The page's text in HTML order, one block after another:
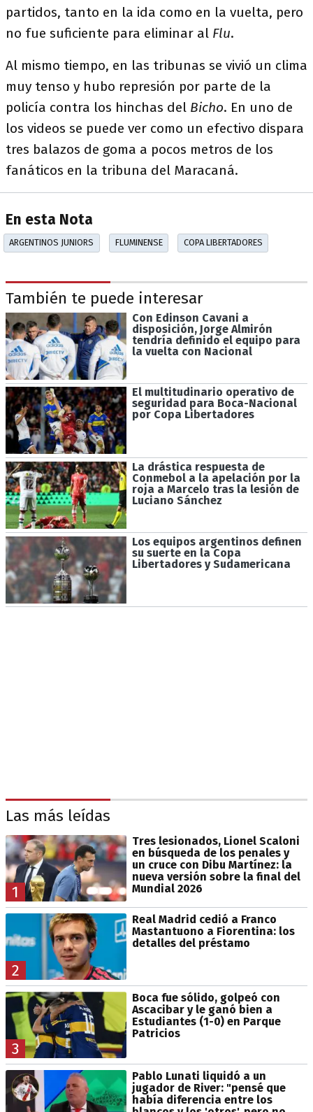
partidos, tanto en la ida como en la vuelta, pero
no fue suficiente para eliminar al Flu.
Al mismo tiempo, en las tribunas se vivió un clima
muy tenso y hubo represión por parte de la
policía contra los hinchas del Bicho. En uno de
los videos se puede ver como un efectivo dispara
tres balazos de goma a pocos metros de los
fanáticos en la tribuna del Maracaná.
En esta Nota
ARGENTINOS JUNIORS FLUMINENSE COPA LIBERTADORES
También te puede interesar
Con Edinson Cavani a
disposición, Jorge Almirón
tendría definido el equipo para
la vuelta con Nacional
El multitudinario operativo de
seguridad para Boca-Nacional
por Copa Libertadores
La drástica respuesta de
Conmebol a la apelación por la
roja a Marcelo tras la lesión de
Luciano Sánchez
Los equipos argentinos definen
su suerte en la Copa
Libertadores y Sudamericana
Las más leídas
1
Tres lesionados, Lionel Scaloni
en búsqueda de los penales y
un cruce con Dibu Martínez: la
nueva versión sobre la final del
Mundial 2026
2
Real Madrid cedió a Franco
Mastantuono a Fiorentina: los
detalles del préstamo
3
Boca fue sólido, golpeó con
Ascacibar y le ganó bien a
Estudiantes (1-0) en Parque
Patricios
Pablo Lunati liquidó a un
jugador de River: "pensé que
había diferencia entre los